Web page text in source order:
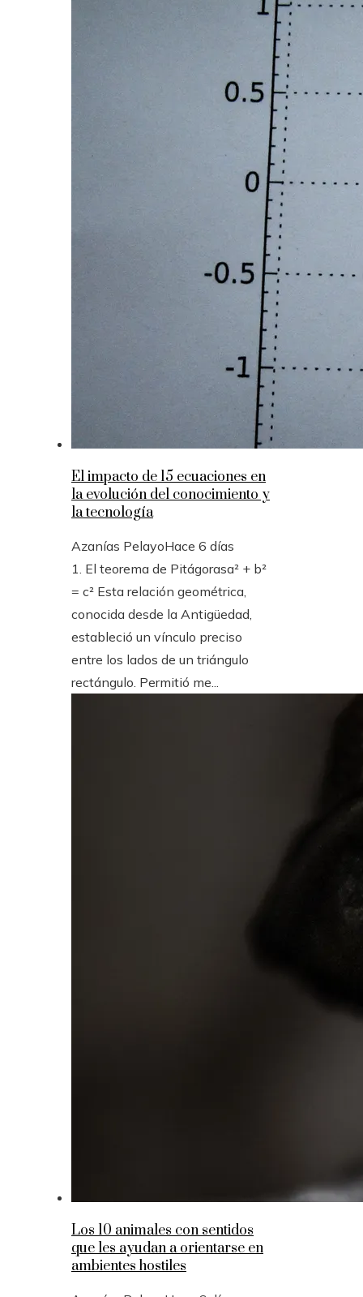
El impacto de 15 ecuaciones en
la evolución del conocimiento y
la tecnología
Azanías PelayoHace 6 días
1. El teorema de Pitágorasa² + b²
= c² Esta relación geométrica,
conocida desde la Antigüedad,
estableció un vínculo preciso
entre los lados de un triángulo
rectángulo. Permitió me...
Los 10 animales con sentidos
que les ayudan a orientarse en
ambientes hostiles